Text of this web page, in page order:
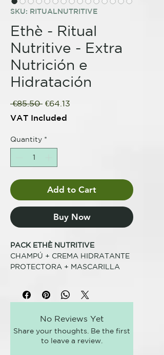
SKU: RITUALNUTRITIVE
Ethè - Ritual
Nutritive - Extra
Nutrición e
Hidratación
€85.50 Regular
Price
€64.13
VAT Included
Quantity *
Add to Cart
Buy Now
PACK ETHÈ NUTRITIVE
CHAMPÚ + CREMA HIDRATANTE
PROTECTORA + MASCARILLA
SULFATOS, SIN PARABENES,
CAÑA DE AZÚCAR
No Reviews Yet
Share your thoughts. Be the first
to leave a review.